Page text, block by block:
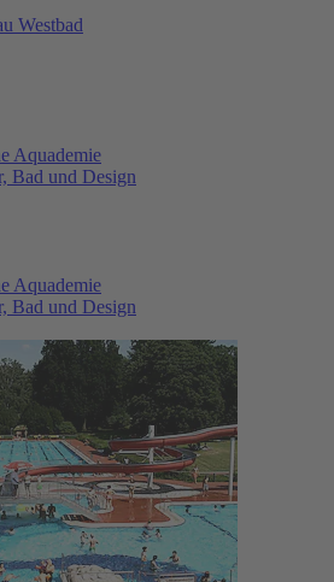
Westbad
Aquademie
Bad und Design
Aquademie
Bad und Design